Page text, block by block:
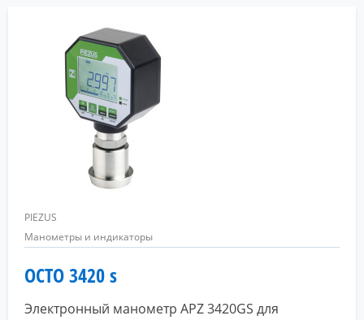
PIEZUS
Манометры и индикаторы
OCTO 3420 s
Электронный манометр APZ 3420GS для